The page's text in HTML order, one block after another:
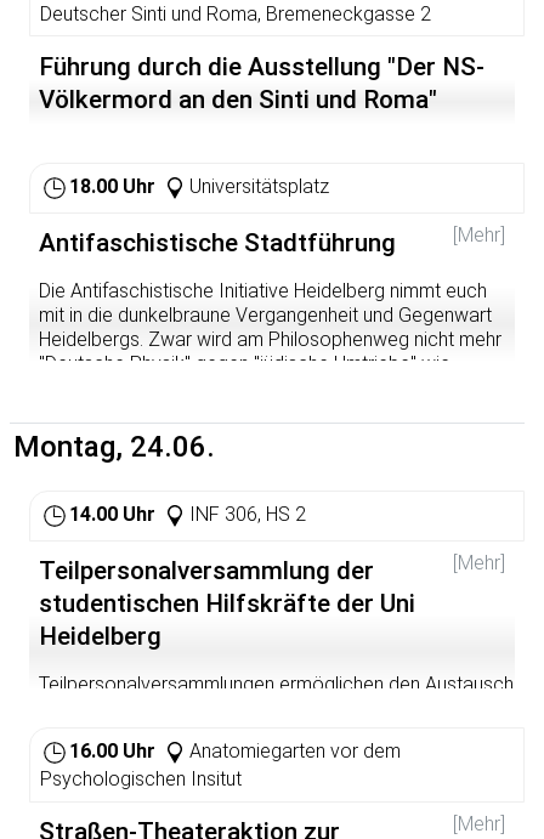
Deutscher Sinti und Roma, Bremeneckgasse 2
Führung durch die Ausstellung "Der NS-
Völkermord an den Sinti und Roma"
18.00 Uhr Universitätsplatz
[Mehr]
Antifaschistische Stadtführung
Die Antifaschistische Initiative Heidelberg nimmt euch
mit in die dunkelbraune Vergangenheit und Gegenwart
Heidelbergs. Zwar wird am Philosophenweg nicht mehr
"Deutsche Physik" gegen "jüdische Umtriebe" wie
Theorie zur Erforschung des Kosmos genutzt. Doch seit
zwei Jahren wird in der Deutschen Burschenschaft, der
eine Debatte darüber geführt, ob "in Zeiten
fortschreitender Überfremdung" denn "Menschen,
welche nicht von deutschem Stamme sind" in
Burschenschaften wie der Deutschen Burschenschaft
aufgenommen werden dürfen. Auf dem Rundgang lernt
ihr Schauplätze vergangener und gegenwärtiger
(anti-)faschistischer Heidelberger Geschichte kennen.
Montag, 24.06.
14.00 Uhr INF 306, HS 2
[Mehr]
Teilpersonalversammlung der
studentischen Hilfskräfte der Uni
Heidelberg
Teilpersonalversammlungen ermöglichen den Austausch
Personalversammlung findet während der Arbeitszeit
statt (d.h. sie gilt als Arbeitszeit). Den Beschäftigten ist –
entgegenstehen – die Teilnahme zu ermög­lichen. Die
16.00 Uhr
Anatomiegarten vor dem
Psychologischen Insitut
[Mehr]
Straßen-Theateraktion zur